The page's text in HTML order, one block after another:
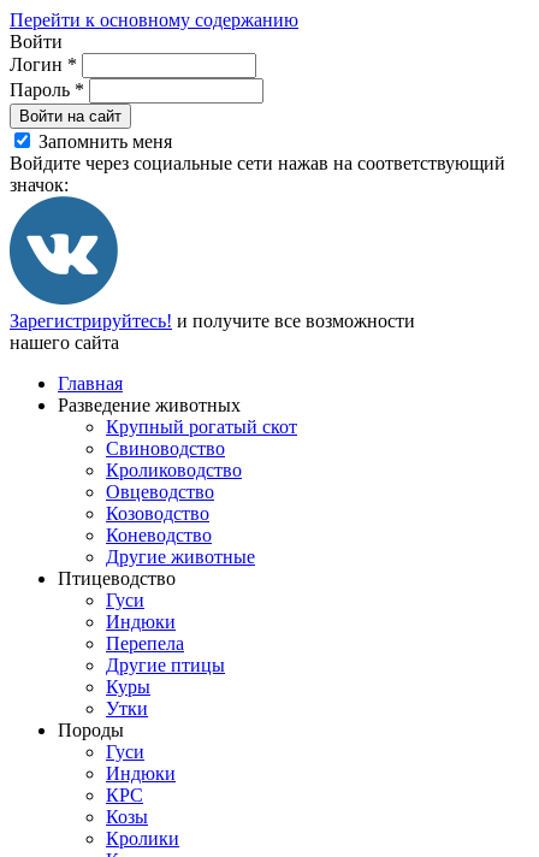
Перейти к основному содержанию
Войти
Логин *
Пароль *
Войти на сайт
Запомнить меня
Войдите через социальные сети нажав на соответствующий
значок:
Зарегистрируйтесь! и получите все возможности
нашего сайта
Главная
Разведение животных
Крупный рогатый скот
Свиноводство
Кролиководство
Овцеводство
Козоводство
Коневодство
Другие животные
Птицеводство
Гуси
Индюки
Перепела
Другие птицы
Куры
Утки
Породы
Гуси
Индюки
КРС
Козы
Кролики